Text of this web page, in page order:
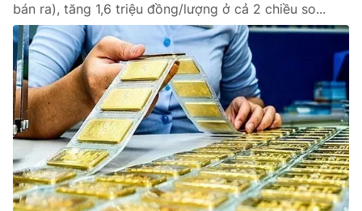
VTV9 VTV8
Liên hệ tòa soạn English
THỜI BÁO VTV
Theo dõi báo trên
bán ra), tăng 1,6 triệu đồng/lượng ở cả 2 chiều so...